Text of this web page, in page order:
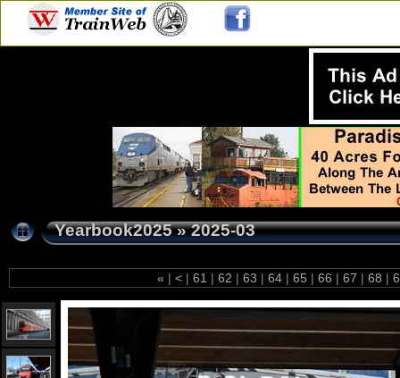
Yearbook2025»2025-03
« | < | 61 | 62 | 63 | 64 | 65 | 66 | 67 | 68 |